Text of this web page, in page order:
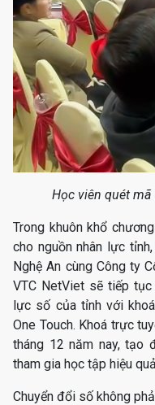
Học viên quét mã
Trong khuôn khổ
cho nguồn nhân lực
Nghệ An cùng Công ty
VTC NetViet sẽ tiếp
lực số của tỉnh với
One Touch. Khoá trực
tháng 12 năm nay, tạo
tham gia học tập hiệu
Chuyển đổi số không